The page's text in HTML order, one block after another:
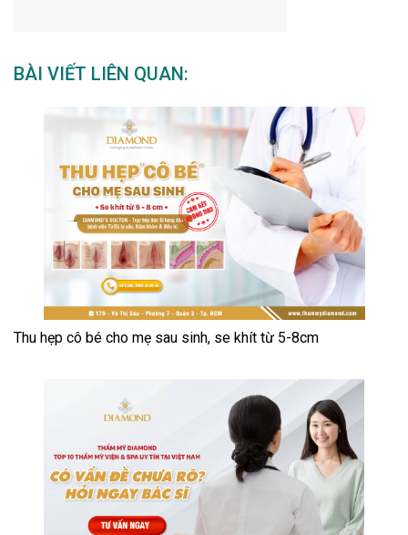
BÀI VIẾT LIÊN QUAN:
Thu hẹp cô bé cho mẹ sau sinh, se khít từ 5-8cm